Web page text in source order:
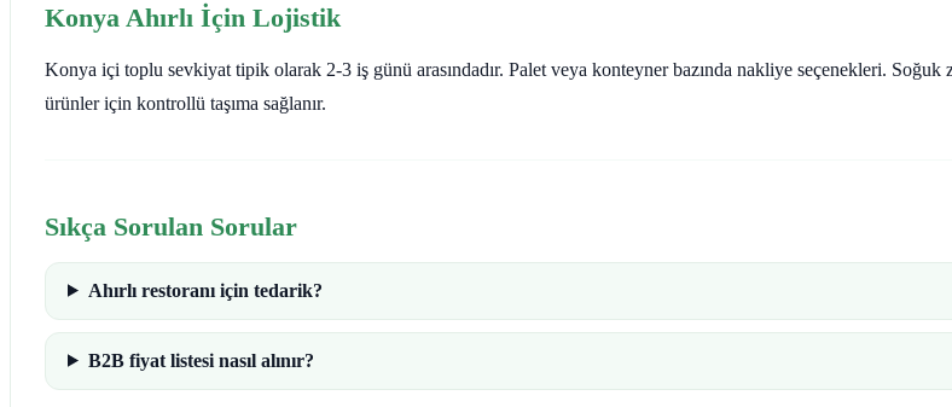
Konya Ahırlı İçin Lojistik
Konya içi toplu sevkiyat tipik olarak 2-3 iş günü arasındadır. Palet veya konteyner bazında nakliye seçenekleri. Soğuk
ürünler için kontrollü taşıma sağlanır.
Sıkça Sorulan Sorular
Ahırlı restoranı için tedarik?
B2B fiyat listesi nasıl alınır?